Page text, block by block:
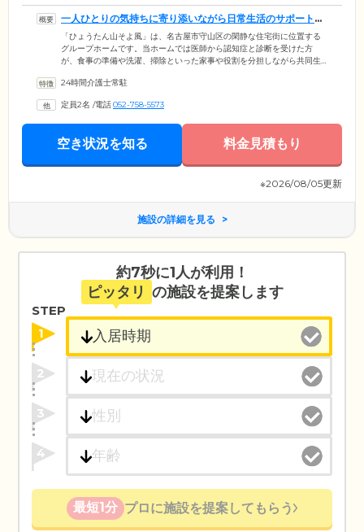
一人ひとりの気持ちに寄り添いながら日常生活のサポートを
行っています
「ひょうたん山そよ風」は、名古屋市守山区の閑静な住宅街に位置する
グループホームです。当ホームでは医師から認知症と診断を受けた方
が、食事の準備や洗濯、掃除といった家事や役割を分担しながら共同生
タッフが、ご入居者様のお気持ちに寄り添いながら日常生活のサポート
取れています。急な体調不良時も適切に対応しますので、どうぞご安心
ください。ホーム内は穏やかで家庭的な雰囲気です。ご自宅で過ごすよ
いただける住まいです。
24時間介護士常駐
定員2名 /電話052-758-5573
空き状況を知る 料金見積もり
※2026/08/05更新
施設の詳細を見る
約7秒に1人が利用！
ピッタリ の施設を提案します
STEP
1
2
3
4
最短1分 プロに施設を提案してもらう